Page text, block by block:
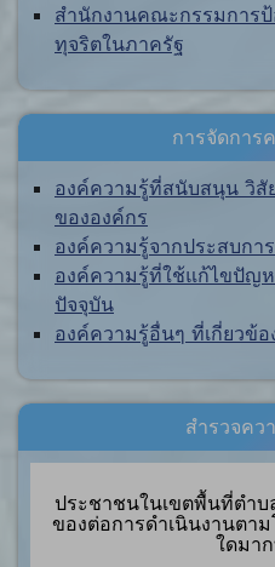
สำนักงานคณะกรรมการ
ทุจริตในภาครัฐ
การจัดการ
องค์ความรู้ที่สนับสนุน วิ
ขององค์กร
องค์ความรู้จากประสบก
องค์ความรู้ที่ใช้แก้ไขปัญ
ปัจจุบัน
องค์ความรู้อื่นๆ ที่เกี่ยวข้
สำรวจคว
ประชาชนในเขตพื้นที่ตำ
ของต่อการดำเนินงานตา
ใดมา